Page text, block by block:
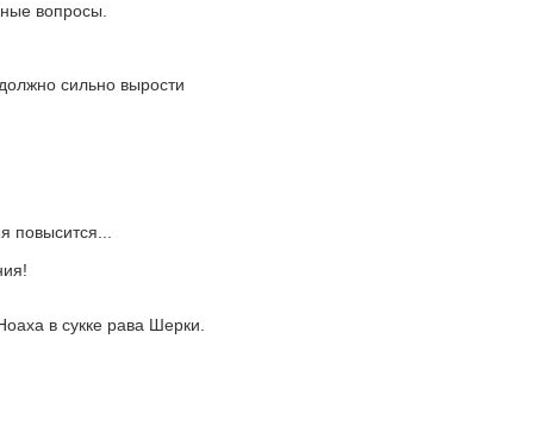
вопросы.
сильно вырости
повысится...
в сукке рава Шерки.